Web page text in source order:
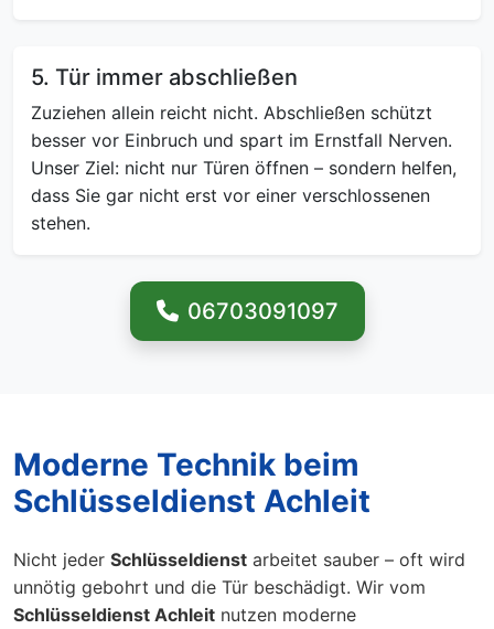
5. Tür immer abschließen
Zuziehen allein reicht nicht. Abschließen schützt
besser vor Einbruch und spart im Ernstfall Nerven.
Unser Ziel: nicht nur Türen öffnen – sondern helfen,
dass Sie gar nicht erst vor einer verschlossenen
stehen.
06703091097
Moderne Technik beim
Schlüsseldienst Achleit
Nicht jeder Schlüsseldienst arbeitet sauber – oft wird
unnötig gebohrt und die Tür beschädigt. Wir vom
Schlüsseldienst Achleit nutzen moderne